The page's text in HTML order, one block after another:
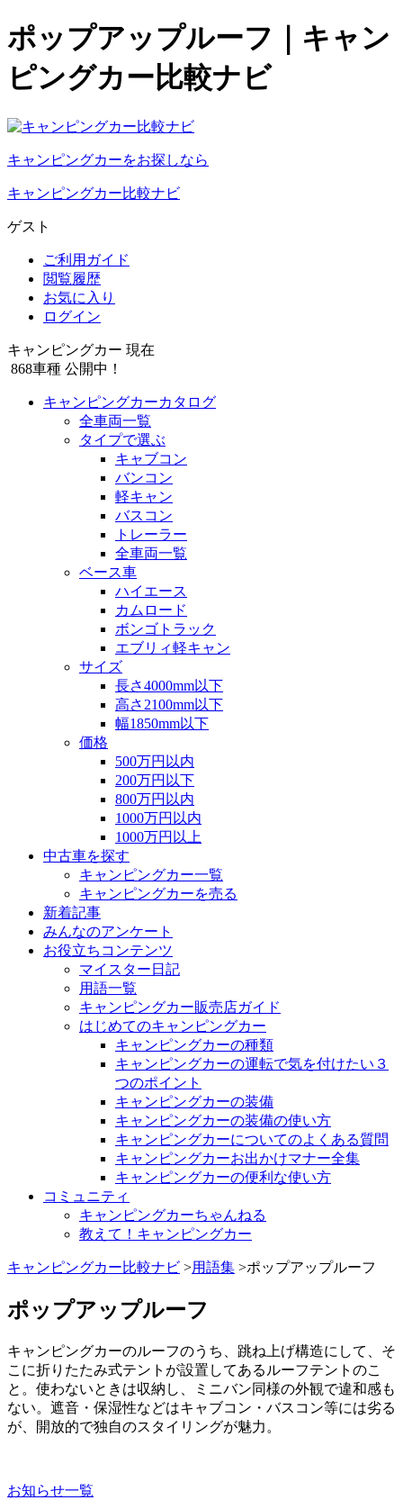
ポップアップルーフ｜キャン
ピングカー比較ナビ
キャンピングカーをお探しなら
キャンピングカー比較ナビ
ゲスト
ご利用ガイド
閲覧履歴
お気に入り
ログイン
キャンピングカー 現在
868車種 公開中！
キャンピングカーカタログ
全車両一覧
タイプで選ぶ
キャブコン
バンコン
軽キャン
バスコン
トレーラー
全車両一覧
ベース車
ハイエース
カムロード
ボンゴトラック
エブリィ軽キャン
サイズ
長さ4000mm以下
高さ2100mm以下
幅1850mm以下
価格
500万円以内
200万円以下
800万円以内
1000万円以内
1000万円以上
中古車を探す
キャンピングカー一覧
キャンピングカーを売る
新着記事
みんなのアンケート
お役立ちコンテンツ
マイスター日記
用語一覧
キャンピングカー販売店ガイド
はじめてのキャンピングカー
キャンピングカーの種類
キャンピングカーの運転で気を付けたい３
つのポイント
キャンピングカーの装備
キャンピングカーの装備の使い方
キャンピングカーについてのよくある質問
キャンピングカーお出かけマナー全集
キャンピングカーの便利な使い方
コミュニティ
キャンピングカーちゃんねる
教えて！キャンピングカー
キャンピングカー比較ナビ >用語集 >ポップアップルーフ
ポップアップルーフ
キャンピングカーのルーフのうち、跳ね上げ構造にして、そ
こに折りたたみ式テントが設置してあるルーフテントのこ
と。使わないときは収納し、ミニバン同様の外観で違和感も
ない。遮音・保湿性などはキャブコン・バスコン等には劣る
が、開放的で独自のスタイリングが魅力。
お知らせ一覧